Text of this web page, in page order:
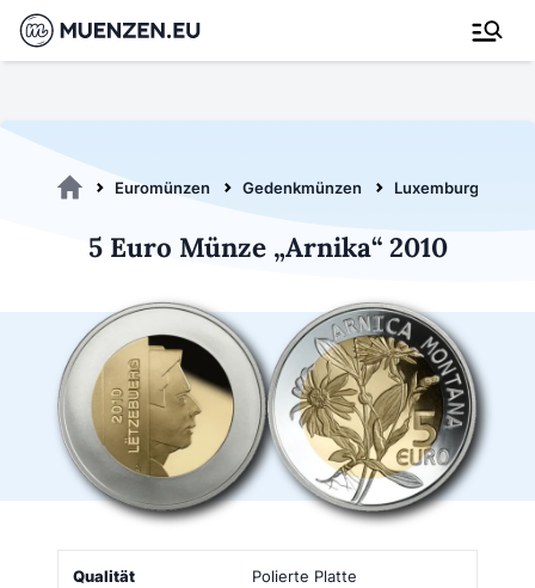
Euromünzen Gedenkmünzen Luxemburg 2010
5 Euro Münze „Arnika“ 2010
Qualität Ausgabepreis
Polierte Platte